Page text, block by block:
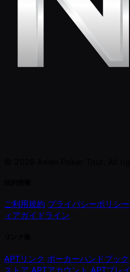
ご利用規約 プライバシーポリシー
ィアガイドライン
APTリンク ポーカーハンドブック
ストア APTアカウント APTプレイ